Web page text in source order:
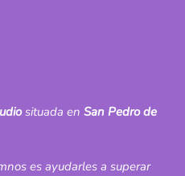
situada en San Pedro de
es ayudarles a superar